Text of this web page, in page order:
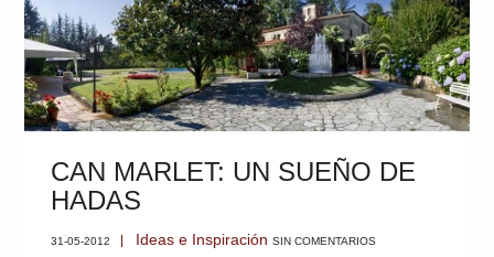
CAN MARLET: UN SUEÑO DE
HADAS
31-05-2012 Ideas e Inspiración SIN COMENTARIOS